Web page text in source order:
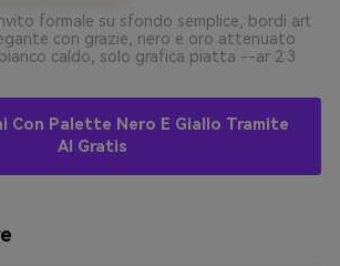
formale su sfondo semplice, bordi art
con grazie, nero e oro attenuato
caldo, solo grafica piatta --ar 2:3
Con Palette Nero E Giallo Tramite
AI Gratis